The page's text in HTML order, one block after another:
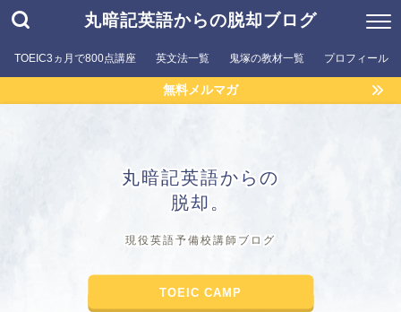
丸暗記英語からの脱却ブログ
TOEIC3ヵ月で800点講座 英文法一覧 鬼塚の教材一覧 プロフィール
無料メルマガ
丸暗記英語からの
脱却。
現役英語予備校講師ブログ
TOEIC CAMP